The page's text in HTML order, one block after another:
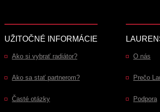
UŽITOČNÉ INFORMÁCIE
Ako si vybrať radiátor?
Ako sa stať partnerom?
Časté otázky
O nás
Prečo
Podpora